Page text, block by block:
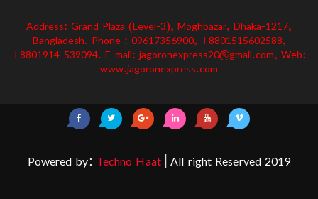
Address: Grand Plaza (Level-3), Moghbazar, Dhaka-1217,
Bangladesh. Phone : 09617356900, +8801515602588,
+8801914-539094. E-mail: jagoronexpress20@gmail.com, Web:
www.jagoronexpress.com
Powered by: Techno Haat| All right Reserved 2019